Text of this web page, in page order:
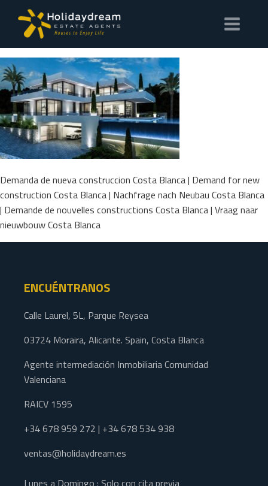
Demanda de nueva construccion Costa Blanca | Demand for new
construction Costa Blanca | Nachfrage nach Neubau Costa Blanca
| Demande de nouvelles constructions Costa Blanca | Vraag naar
nieuwbouw Costa Blanca
ENCUÉNTRANOS
Calle Laurel, 5L, Parque Reysea
03724 Moraira, Alicante. Spain, Costa Blanca
Agente intermediación Inmobiliaria Comunidad
Valenciana
RAICV 1595
+34 678 959 272 | +34 678 534 938
ventas@holidaydream.es
Lunes a Domingo : Solo con cita previa